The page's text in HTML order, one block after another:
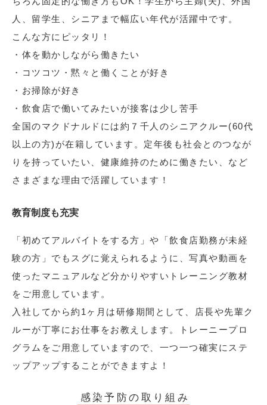
人、留学生、シニアまで幅広い年代が活躍中です。
こんな方にピッタリ！
・体を動かしながら働きたい
・コツコツ・黙々と働くことが好き
・お掃除が好き
・飲食店で働いてみたいが接客は少し苦手
全国のマクドナルドには約７千人のシニアクルー(60代
以上の方)が在籍しています。定年後も社会とのつなが
りを持っていたい、健康維持のために働きたい、など
さまざまな理由で活躍しています！
教育制度も充実
「初めてアルバイトをする方」や「飲食店勤務が未経
験の方」でもスグに覚えられるように、写真や動画を
使ったマニュアルなど分かりやすいトレーニング教材
をご用意しています。
入社してから約1ヶ月は研修期間として、店長や先輩ク
ルーが丁寧にお仕事をお教えします。トレーニープロ
グラムをご用意していますので、一つ一つ確実にステ
ップアップすることができますよ！
感染予防の取り組み